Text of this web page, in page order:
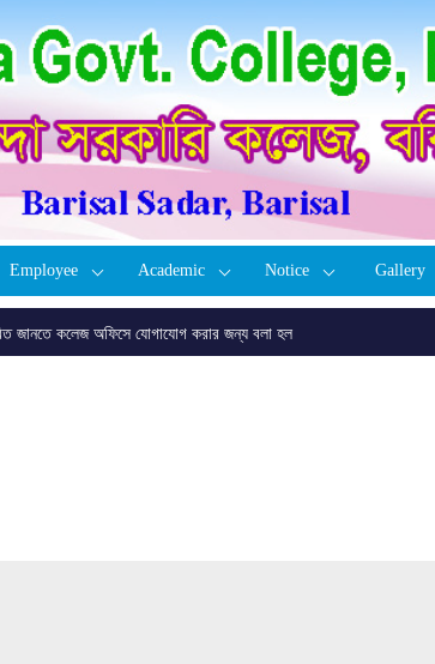
Employee Academic Notice Gallery
জানতে কলেজ অফিসে যোগাযোগ করার জন্য বলা হল